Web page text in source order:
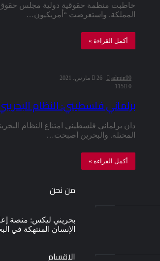
خاطبت منظمة حقوقية دولية مجلس حقوق
المملكة. واستعرضت “أمريكيون…
أكمل القراءة »
admin99
26 مارس، 2021
0
115
برلماني فلسطيني: النظام
دان برلماني فلسطيني امتناع النظام
المحتلة. والبحرين أصبحت…
أكمل القراءة »
من نحن
بحريني ليكس: منصة
الإنسان المنتهكة في
الاقسام